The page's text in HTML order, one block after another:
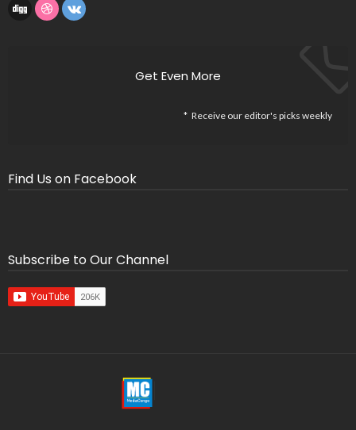
Get Even More
Receive our editor's picks weekly
Find Us on Facebook
Subscribe to Our Channel